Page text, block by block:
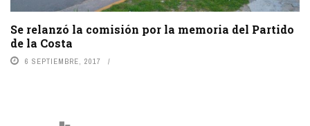
Se relanzó la comisión por la memoria del Partido
de la Costa
6 SEPTIEMBRE, 2017